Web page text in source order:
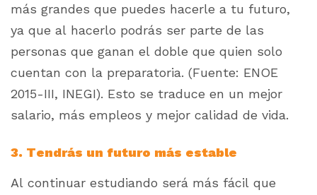
más grandes que puedes hacerle a tu futuro,
ya que al hacerlo podrás ser parte de las
personas que ganan el doble que quien solo
cuentan con la preparatoria. (Fuente: ENOE
2015-III, INEGI). Esto se traduce en un mejor
salario, más empleos y mejor calidad de vida.
3. Tendrás un futuro más estable
Al continuar estudiando será más fácil que